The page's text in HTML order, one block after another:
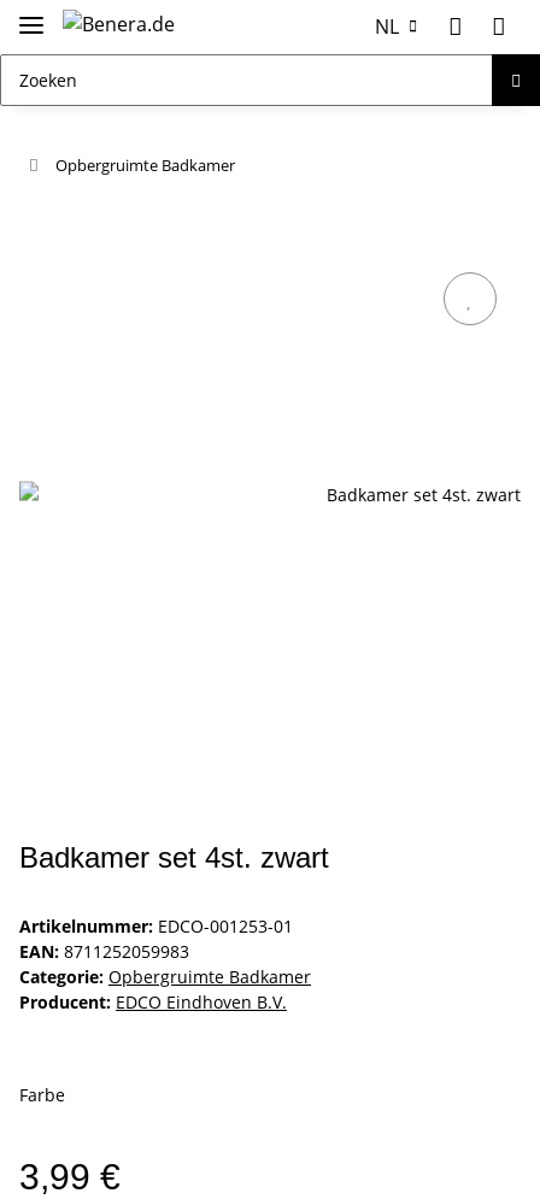
NL
Opbergruimte Badkamer
Badkamer set 4st. zwart
Artikelnummer: EDCO-001253-01
EAN: 8711252059983
Categorie: Opbergruimte Badkamer
Producent: EDCO Eindhoven B.V.
Farbe
3,99 €